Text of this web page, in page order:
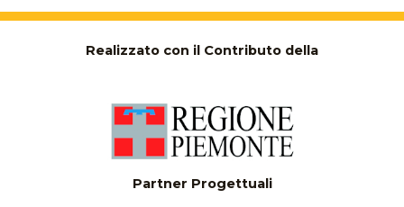
Realizzato con il Contributo della
Partner Progettuali